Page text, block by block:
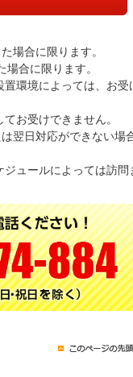
場合に限ります。
合に限ります。
環境によっては、お受
お受けできません。
翌日対応ができない場
ュールによっては訪問